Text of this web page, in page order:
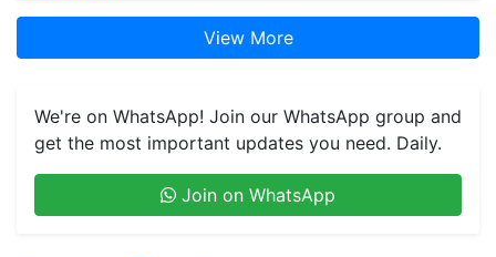
View More
We're on WhatsApp! Join our WhatsApp group and
get the most important updates you need. Daily.
Join on WhatsApp